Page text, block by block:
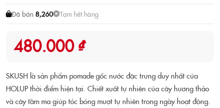
Đã bán 8,260 Tạm hết hàng
480.000 ₫
SKUSH là sản phẩm pomade gốc nước đặc trưng duy nhất của
HOLUP thời điểm hiện tại. Chiết xuất tự nhiên của cây hương thảo
và cây tầm ma giúp tóc bóng mượt tự nhiên trong ngày hoạt động.